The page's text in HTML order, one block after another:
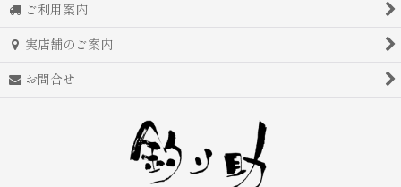
ご利用案内
実店舗のご案内
お問合せ